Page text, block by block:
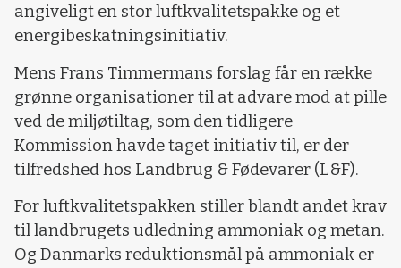
angiveligt en stor luftkvalitetspakke og et
energibeskatningsinitiativ.
Mens Frans Timmermans forslag får en række
grønne organisationer til at advare mod at pille
ved de miljøtiltag, som den tidligere
Kommission havde taget initiativ til, er der
tilfredshed hos Landbrug & Fødevarer (L&F).
For luftkvalitetspakken stiller blandt andet krav
til landbrugets udledning ammoniak og metan.
Og Danmarks reduktionsmål på ammoniak er